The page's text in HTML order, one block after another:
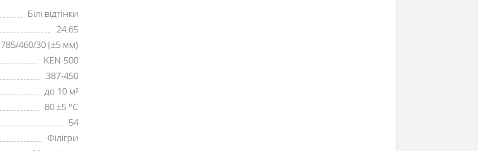
Білі відтінки
24.65
785/460/30 (±5 мм)
KEN-500
387-450
до 10 м²
80 ±5 °С
54
Філігри